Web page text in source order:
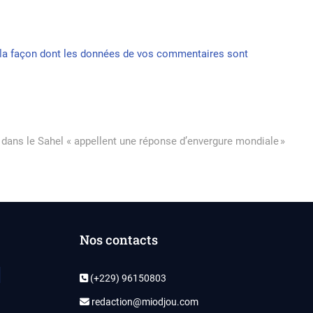
façon dont les données de vos commentaires sont
le Sahel « appellent une réponse d’envergure mondiale »
Nos contacts
(+229) 96150803
redaction@miodjou.com